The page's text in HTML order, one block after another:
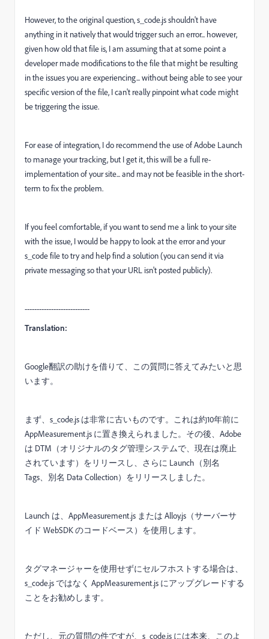
However, to the original question, s_code.js shouldn't have
anything in it natively that would trigger such an error... however,
given how old that file is, I am assuming that at some point a
developer made modifications to the file that might be resulting
in the issues you are experiencing... without being able to see your
specific version of the file, I can't really pinpoint what code might
be triggering the issue.
For ease of integration, I do recommend the use of Adobe Launch
to manage your tracking, but I get it, this will be a full re-
implementation of your site... and may not be feasible in the short-
term to fix the problem.
If you feel comfortable, if you want to send me a link to your site
with the issue, I would be happy to look at the error and your
s_code file to try and help find a solution (you can send it via
private messaging so that your URL isn't posted publicly).
---------------------------
Translation:
Google翻訳の助けを借りて、この質問に答えてみたいと思
います。
まず、s_code.js は非常に古いものです。これは約10年前に
AppMeasurement.js に置き換えられました。その後、Adobe
は DTM（オリジナルのタグ管理システムで、現在は廃止
されています）をリリースし、さらに Launch（別名
Tags、別名 Data Collection）をリリースしました。
Launch は、AppMeasurement.js または Alloy.js（サーバーサ
イド WebSDK のコードベース）を使用します。
タグマネージャーを使用せずにセルフホストする場合は、
s_code.js ではなく AppMeasurement.js にアップグレードする
ことをお勧めします。
ただし、元の質問の件ですが、s_code.js には本来、このよ